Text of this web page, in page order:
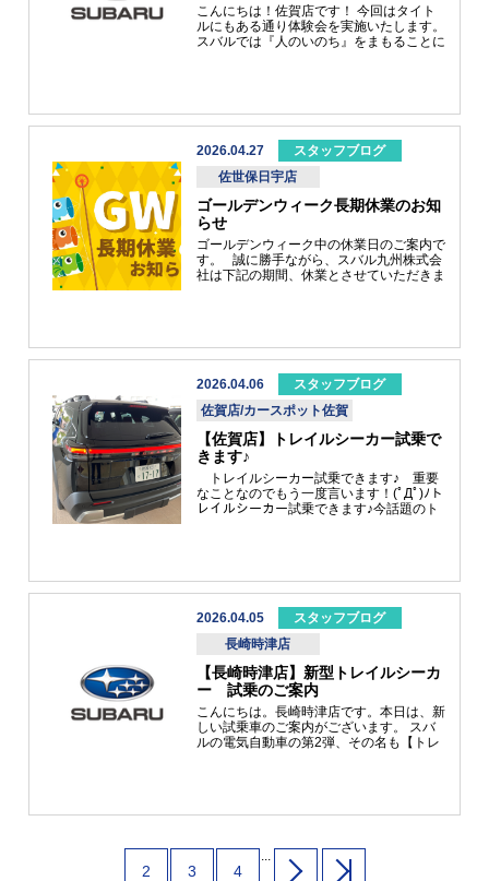
こんにちは！佐賀店です！ 今回はタイト
ルにもある通り体験会を実施いたします。
スバルでは『人のいのち』をまもることに
のち』を守る人々の一般社団法人 大分ラ
近で起こりうる事故で対応する為『ベーシ
ックライフサポート講習』を開催いたしま
す。開催期間はこちら！！ 唐津店、武雄
店、佐賀店にて開催します。ご参加いただ
いた方には、屋久杉ストラップをプレゼン
トいたします！！皆様いざというときに役
に立つ講習ですのでぜひご参加ください。
スタッフ一同お待ちしております。
2026.04.27
スタッフブログ
佐世保日宇店
ゴールデンウィーク長期休業のお知
らせ
ゴールデンウィーク中の休業日のご案内で
す。 誠に勝手ながら、スバル九州株式会
社は下記の期間、休業とさせていただきま
ど、緊急のご用命については、マイスバル
または、SUBARU安心ほっとライン：
「0120-78-2215」をご活用ください。
2026.04.06
スタッフブログ
佐賀店/カースポット佐賀
【佐賀店】トレイルシーカー試乗で
きます♪
トレイルシーカー試乗できます♪ 重要
なことなのでもう一度言います！(ﾟДﾟ)ﾉト
レイルシーカー試乗できます♪今話題のト
りますが余裕のあるトルクとパワーでどこ
EV車です♪ ぜひ一度体感試乗を佐賀店でさ
れてみてください(^^♪現在スバル九州誕生
フェアも行っております♪ご来場記念品と
してオリジナルスバル九州ステッカー、ご
試乗・査定でスバル九州オリジナルボトル
ティッシュプレゼントしてます。ご試乗は
お気軽に店頭スタッフにてお申し付けくだ
さい！！ 佐賀店スタッフ一同元気にお出
迎えいたします♪
2026.04.05
スタッフブログ
長崎時津店
【長崎時津店】新型トレイルシーカ
ー 試乗のご案内
こんにちは。長崎時津店です。本日は、新
しい試乗車のご案内がございます。 スバ
ルの電気自動車の第2弾、その名も【トレ
を両立したSUV車です。電気自動車にご興
ださい。
2 3 4
...